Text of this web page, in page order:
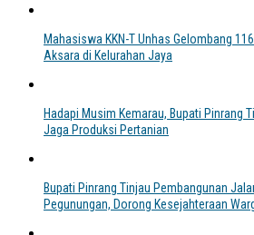
Mahasiswa KKN-T Unhas Gelombang
Aksara di Kelurahan Jaya
Hadapi Musim Kemarau, Bupati Pinrang
Jaga Produksi Pertanian
Bupati Pinrang Tinjau Pembangunan
Pegunungan, Dorong Kesejahteraan